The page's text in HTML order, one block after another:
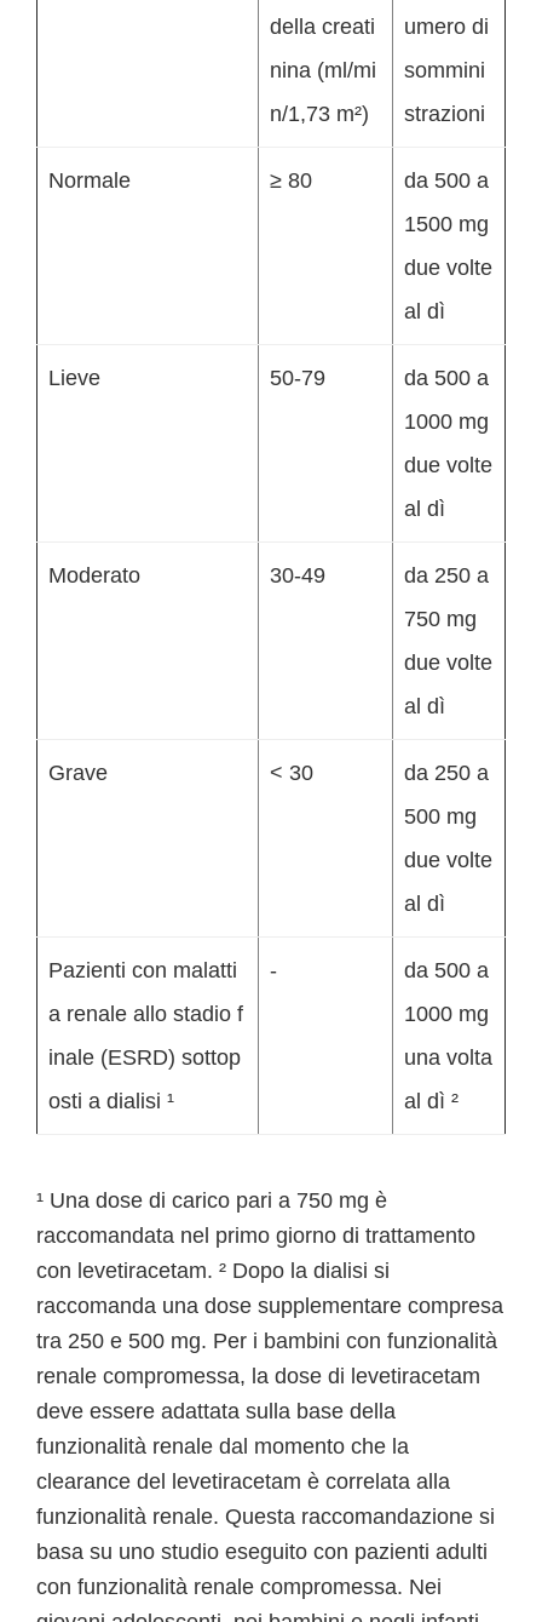
della creati
nina (ml/mi
n/1,73 m²)
umero di
sommini
strazioni
Normale ≥ 80
da 500 a
1500 mg
due volte
al dì
Lieve 50-79
da 500 a
1000 mg
due volte
al dì
Moderato 30-49
da 250 a
750 mg
due volte
al dì
Grave < 30
da 250 a
500 mg
due volte
al dì
Pazienti con malatti
a renale allo stadio f
inale (ESRD) sottop
osti a dialisi ¹
-
da 500 a
1000 mg
una volta
al dì ²
¹ Una dose di carico pari a 750 mg è
raccomandata nel primo giorno di trattamento
con levetiracetam. ² Dopo la dialisi si
raccomanda una dose supplementare compresa
tra 250 e 500 mg. Per i bambini con funzionalità
renale compromessa, la dose di levetiracetam
deve essere adattata sulla base della
funzionalità renale dal momento che la
clearance del levetiracetam è correlata alla
funzionalità renale. Questa raccomandazione si
basa su uno studio eseguito con pazienti adulti
con funzionalità renale compromessa. Nei